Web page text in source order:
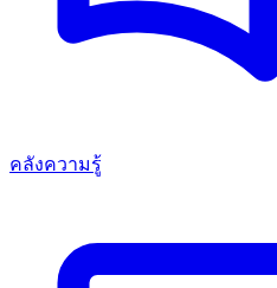
คลังความรู้